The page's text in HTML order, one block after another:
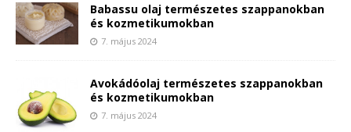
Babassu olaj természetes szappanokban
és kozmetikumokban
7. május 2024
Avokádóolaj természetes szappanokban
és kozmetikumokban
7. május 2024